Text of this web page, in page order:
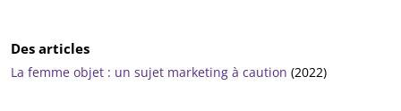
Des articles
La femme objet : un sujet marketing à caution (2022)